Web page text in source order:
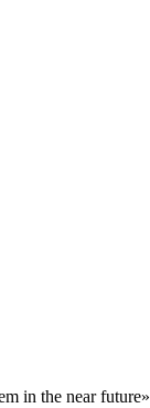
in the near future»